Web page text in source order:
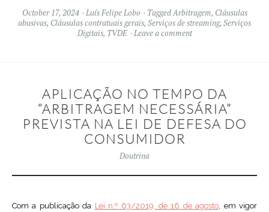
October 17, 2024 Luís Felipe Lobo TaggedArbitragem, Cláusulas
abusivas, Cláusulas contratuais gerais, Serviços de streaming, Serviços
Digitais, TVDE Leave a comment
APLICAÇÃO NO TEMPO DA
“ARBITRAGEM NECESSÁRIA”
PREVISTA NA LEI DE DEFESA DO
CONSUMIDOR
Doutrina
Com a publicação da Lei n.º 63/2019, de 16 de agosto, em vigor